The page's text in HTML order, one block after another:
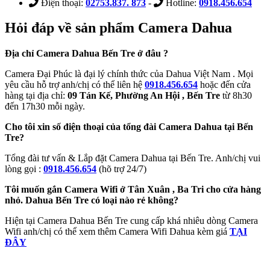
Điện thoại: 02753.837. 873 - Hotline: 0918.456.654
Hỏi đáp về sản phẩm Camera Dahua
Địa chỉ Camera Dahua Bến Tre ở đâu ?
Camera Đại Phúc là đại lý chính thức của Dahua Việt Nam . Mọi
yêu cầu hỗ trợ anh/chị có thể liên hệ 0918.456.654 hoặc đến cửa
hàng tại địa chỉ: 09 Tán Kế, Phường An Hội , Bến Tre từ 8h30
đến 17h30 mỗi ngày.
Cho tôi xin số điện thoại của tổng đài Camera Dahua tại Bến
Tre?
Tổng đài tư vấn & Lắp đặt Camera Dahua tại Bến Tre. Anh/chị vui
lòng gọi : 0918.456.654 (hõ trợ 24/7)
Tôi muốn gắn Camera Wifi ở Tân Xuân , Ba Tri cho cửa hàng
nhỏ. Dahua Bến Tre có loại nào rẻ không?
Hiện tại Camera Dahua Bến Tre cung cấp khá nhiêu dòng Camera
Wifi anh/chị có thể xem thêm Camera Wifi Dahua kèm giá TẠI
ĐÂY